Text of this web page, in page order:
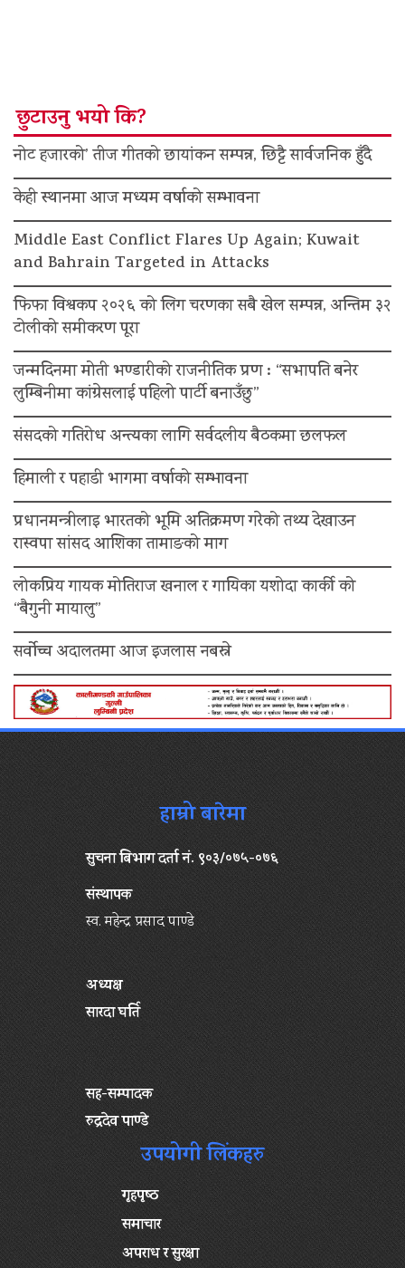
छुटाउनु भयो कि?
नोट हजारको’ तीज गीतको छायांकन सम्पन्न, छिट्टै सार्वजनिक हुँदै
केही स्थानमा आज मध्यम वर्षाको सम्भावना
Middle East Conflict Flares Up Again; Kuwait
and Bahrain Targeted in Attacks
फिफा विश्वकप २०२६ को लिग चरणका सबै खेल सम्पन्न, अन्तिम ३२
टोलीको समीकरण पूरा
जन्मदिनमा मोती भण्डारीको राजनीतिक प्रण : “सभापति बनेर
लुम्बिनीमा कांग्रेसलाई पहिलो पार्टी बनाउँछु”
संसदको गतिरोध अन्त्यका लागि सर्वदलीय बैठकमा छलफल
हिमाली र पहाडी भागमा वर्षाको सम्भावना
प्रधानमन्त्रीलाइ भारतको भूमि अतिक्रमण गरेको तथ्य देखाउन
रास्वपा सांसद आशिका तामाङको माग
लोकप्रिय गायक मोतिराज खनाल र गायिका यशोदा कार्की को
“बैगुनी मायालु”
सर्वोच्च अदालतमा आज इजलास नबस्ने
हाम्रो बारेमा
सुचना बिभाग दर्ता नं. ९०३/०७५-०७६
संस्थापक
स्व. महेन्द्र प्रसाद पाण्डे
अध्यक्ष
सारदा घर्ति
सह-सम्पादक
रुद्रदेव पाण्डे
उपयोगी लिंकहरु
गृहपृष्‍ठ
समाचार
अपराध र सुरक्षा